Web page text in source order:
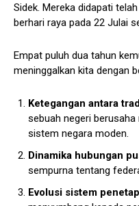
Sidek. Mereka didapati
berhari raya pada 22 Julai
Empat puluh dua tahun
meninggalkan kita dengan
Ketegangan antara
sebuah negeri
sistem negara moden.
Dinamika hubungan
sempurna tentang
Evolusi sistem